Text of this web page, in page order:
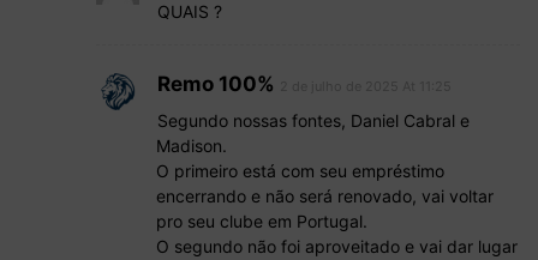
QUAIS ?
Remo 100%
Segundo nossas fontes, Daniel Cabral e
Madison.
O primeiro está com seu empréstimo
encerrando e não será renovado, vai voltar
pro seu clube em Portugal.
O segundo não foi aproveitado e vai dar lugar